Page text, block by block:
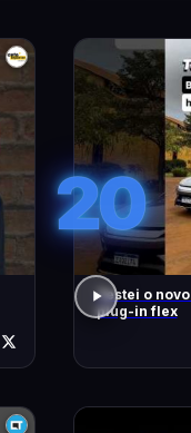
20
Testei o
plug-in flex